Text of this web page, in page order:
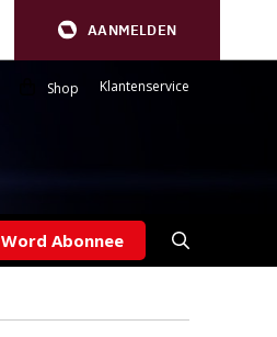
AANMELDEN
Shop Klantenservice
Word Abonnee